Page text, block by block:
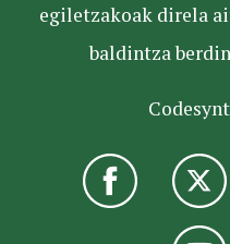
egiletzakoak direla
baldintza